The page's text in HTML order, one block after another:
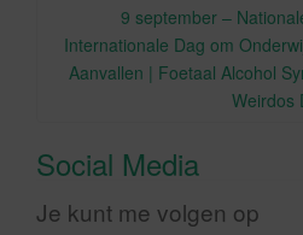
9 september –
Internationale Dag om
Aanvallen | Foetaal Alcohol
Weirdos
Social Media
Je kunt me volgen op